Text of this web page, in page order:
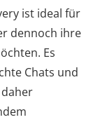
ist ideal für
dennoch ihre
Es
Chats und